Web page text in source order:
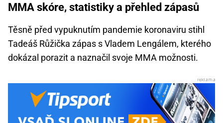
MMA skóre, statistiky a přehled zápasů
Těsně před vypuknutím pandemie koronaviru stihl
Tadeáš Růžička zápas s Vladem Lengálem, kterého
dokázal porazit a naznačil svoje MMA možnosti.